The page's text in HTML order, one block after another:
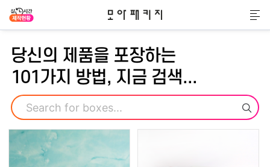
모아패키지
메
당신의 제품을 포장하는
101가지 방법, 지금 검색...
검색